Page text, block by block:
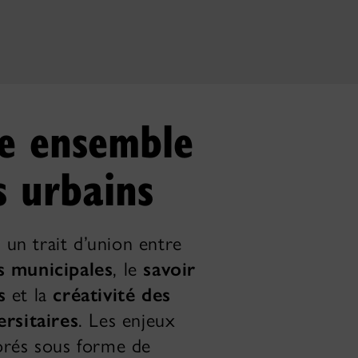
ensemble
urbains
un trait d’union entre
municipales, le savoir
et la créativité des
. Les enjeux
sous forme de